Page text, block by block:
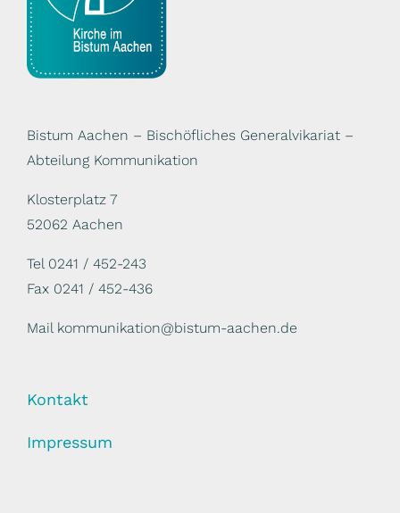
Bistum Aachen – Bischöfliches Generalvikariat –
Abteilung Kommunikation
Klosterplatz 7
52062 Aachen
Tel 0241 / 452-243
Fax 0241 / 452-436
Mail kommunikation@bistum-aachen.de
Kontakt
Impressum